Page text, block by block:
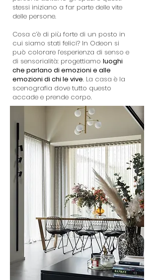
stessi iniziano a far parte delle vite
delle persone.
Cosa c’è di più forte di un posto in
cui siamo stati felici? In Odeon si
può colorare l’esperienza di senso e
di sensorialità: progettiamo luoghi
che parlano di emozioni e alle
emozioni di chi le vive. La casa è la
scenografia dove tutto questo
accade e prende corpo.